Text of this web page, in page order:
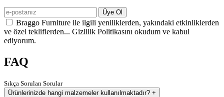
Üye Ol
Braggo Furniture ile ilgili yeniliklerden, yakındaki etkinliklerden
ve özel tekliflerden... Gizlilik Politikasını okudum ve kabul
ediyorum.
FAQ
Sıkça Sorulan Sorular
Ürünlerinizde hangi malzemeler kullanılmaktadır? +